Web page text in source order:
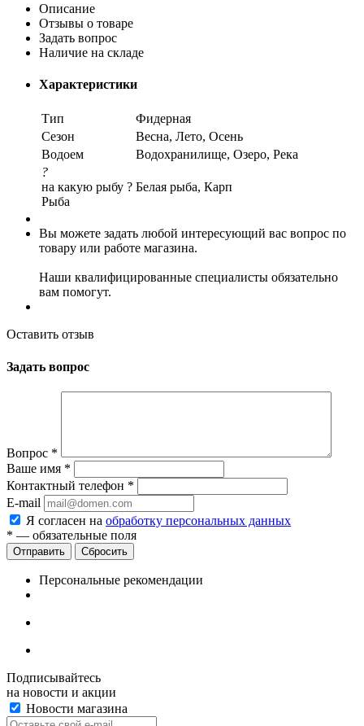
Описание
Отзывы о товаре
Задать вопрос
Наличие на складе
Характеристики
Тип
Фидерная
Сезон
Весна, Лето, Осень
Водоем
Водохранилище, Озеро, Река
?
на какую рыбу ?
Рыба
Белая рыба, Карп
Вы можете задать любой интересующий вас вопрос по
товару или работе магазина.
Наши квалифицированные специалисты обязательно
вам помогут.
Оставить отзыв
Задать вопрос
Вопрос *
Ваше имя *
Контактный телефон *
E-mail
Я согласен на обработку персональных данных
* — обязательные поля
Сбросить
Персональные рекомендации
Подписывайтесь
на новости и акции
Новости магазина